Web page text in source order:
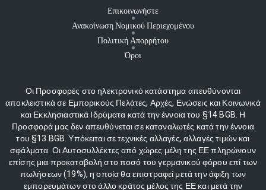
Επικοινωνήστε
Ανακοίνωση Νομικού Περιεχομένου
Πολιτική Απορρήτου
Όροι
Οι Προσφορές στο ηλεκτρονικό κατάστημα απευθύνονται
αποκλειστικά σε Εμπορικούς Πελάτες, Αρχές, Ενώσεις και Κοινωνικά
και Εκκλησιαστικά Ιδρύματα κατά την έννοια του §14 BGB. Η
Προσφορά μας δεν απευθύνεται σε καταναλωτές κατά την έννοια
του §13 BGB. Υπόκειται σε τεχνικές αλλαγές, αλλαγές τιμών και
σφάλματα. Οι Αυτοσυλλέκτες από χώρες μέλη της ΕΕ πληρώνουν
επίσης μια προκαταβολή στο ποσό του γερμανικού φόρου επί των
πωλήσεων (19%), η οποία θα επιστραφεί μετά την άφιξη των
εμπορευμάτων στο άλλο κράτος μέλος της ΕΕ και μετά την